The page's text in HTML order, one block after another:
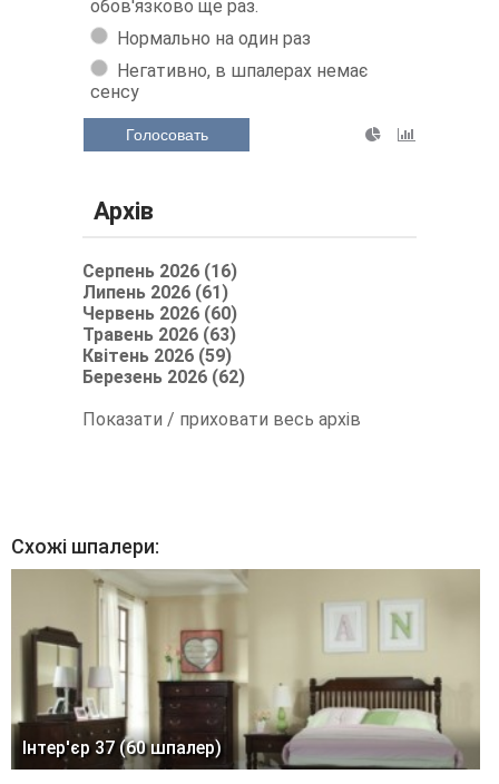
обов'язково ще раз.
Нормально на один раз
Негативно, в шпалерах немає
сенсу
Голосовать
Архів
Серпень 2026 (16)
Липень 2026 (61)
Червень 2026 (60)
Травень 2026 (63)
Квітень 2026 (59)
Березень 2026 (62)
Показати / приховати весь архів
Схожі шпалери:
Інтер'єр 37 (60 шпалер)